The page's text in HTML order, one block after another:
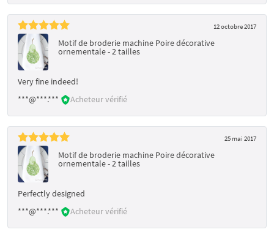
12 octobre 2017
Motif de broderie machine Poire décorative
ornementale - 2 tailles
Very fine indeed!
***@***.***
Acheteur vérifié
25 mai 2017
Motif de broderie machine Poire décorative
ornementale - 2 tailles
Perfectly designed
***@***.***
Acheteur vérifié